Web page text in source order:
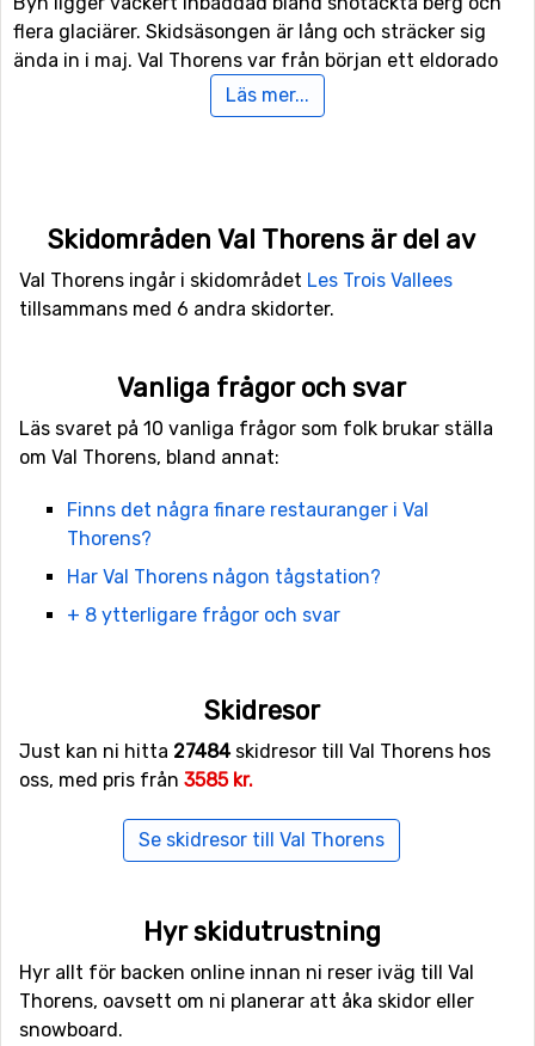
flera glaciärer. Skidsäsongen är lång och sträcker sig
ända in i maj. Val Thorens var från början ett eldorado
för duktiga åkare, men erbjuder numer något för alla.
Om du mot förmodan tröttnar på det sjuttiotal pister
Val Thorens har varit skidort sedan 1946 och har
över 300 pister och 200 liftar på en yta av 600
kilometer!
Orten är trivsamt belägen och du har nära till backarna
var du än befinner dig. Från de flesta hotell och
lägenheter kan du spänna på dig skidorna direkt utanför
dörren. Val Thorens är också en bilfri zon. Obligatorisk
semesterkänslan lite ytterligare och luften du andas
känns klar och ren.
Aktiviteter i Val Thorens
Val Thorens är körskolan! Från november till april kan du
uppleva bilbanan med en tävlingsbil eller fyrhjuling.
Sladda vilt fram på istäckt underlag, testa, öva och
pressa dina gränser.
Minst lika spännande är Le Toboggan, en sex kilometer
unik pulkabacke! För extra spänning kan man åka på
natten.
För den som vill koppla av på mer klassiskt manér finns
Läs mer...
Skidområden Val Thorens är del av
Val Thorens ingår i skidområdet Les Trois Vallees
tillsammans med 6 andra skidorter.
Vanliga frågor och svar
Läs svaret på 10 vanliga frågor som folk brukar ställa
om Val Thorens, bland annat:
Finns det några finare restauranger i Val
Thorens?
Har Val Thorens någon tågstation?
+ 8 ytterligare frågor och svar
Skidresor
Just kan ni hitta 27484skidresor till Val Thorens hos
oss, med pris från 3585 kr.
Se skidresor till Val Thorens
Hyr skidutrustning
Hyr allt för backen online innan ni reser iväg till Val
Thorens, oavsett om ni planerar att åka skidor eller
snowboard.